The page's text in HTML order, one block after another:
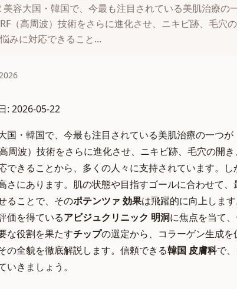
美容大国・韓国で、今最も注目されている美肌治療の
（高周波）技術をさらに進化させ、ニキビ跡、毛穴
みに対応できること...
: 2026-05-22
国・韓国で、今最も注目されている美肌治療の一つ
周波）技術をさらに進化させ、ニキビ跡、毛穴の開
できることから、多くの人々に支持されています。
さにあります。肌の状態や目指すゴールに合わせて
ることで、そのポテンツァ 効果は飛躍的に向上しま
価を得ているアビジュクリニック 明洞に焦点を当て
な役割を果たすチップの選定から、コラーゲン生成を
の全貌を徹底解説します。信頼できる韓国 皮膚科で
いきましょう。